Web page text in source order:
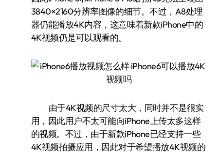
3840×2160分辨率图像的细节。不过，A8处理
器仍能播放4K内容，这意味着新款iPhone中的
4K视频仍是可以观看的。
由于4K视频的尺寸太大，同时并不是很实
用，因此用户不太可能向iPhone上传太多这样
的视频。不过，由于新款iPhone已经支持一些
4K视频拍摄应用，因此对于希望播放4K视频的